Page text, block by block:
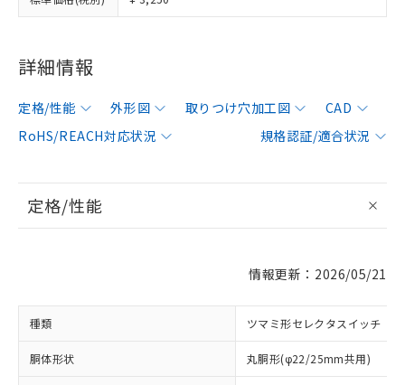
詳細情報
定格/性能 外形図 取りつけ穴加工図
CAD
RoHS/REACH対応状況
規格認証/適合状況
定格/性能
情報更新：2026/05/21
種類 ツマミ形セレクタスイッチ
胴体形状 丸胴形(φ22/25mm共用)